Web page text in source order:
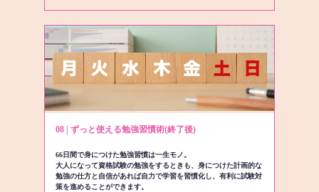
08 | ずっと使える勉強習慣術(終了後)
66日間で身につけた勉強習慣は一生モノ。
大人になって資格試験の勉強をするときも、身につけた計画的な
勉強の仕方と自信があれば自力で学習を習慣化し、有利に試験対
策を進めることができます。